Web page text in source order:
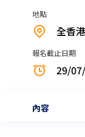
地點
全香港
報名截止日期
29/
內容